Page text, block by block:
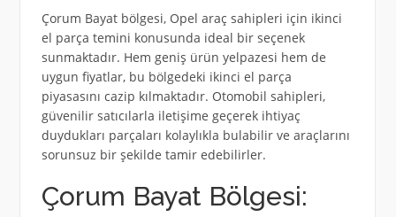
Çorum Bayat bölgesi, Opel araç sahipleri için ikinci
el parça temini konusunda ideal bir seçenek
sunmaktadır. Hem geniş ürün yelpazesi hem de
uygun fiyatlar, bu bölgedeki ikinci el parça
piyasasını cazip kılmaktadır. Otomobil sahipleri,
güvenilir satıcılarla iletişime geçerek ihtiyaç
duydukları parçaları kolaylıkla bulabilir ve araçlarını
sorunsuz bir şekilde tamir edebilirler.
Çorum Bayat Bölgesi: